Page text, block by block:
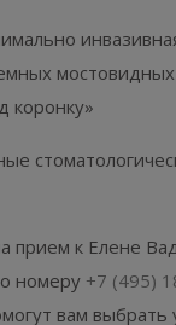
коронку»
прием к Елене
номеру +7 (495)
вам